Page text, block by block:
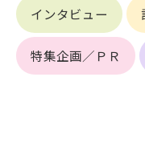
インタビュー
特集企画／ＰＲ
(3) 会員申し込みの際
(4) 会員申込者が管理
理を行わなかった場
(5) その他管理者が会員